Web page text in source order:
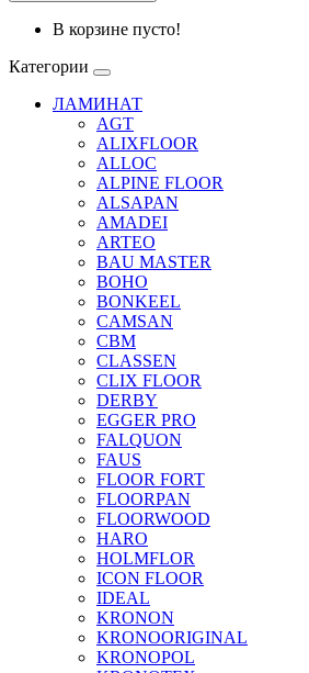
В корзине пусто!
Категории
ЛАМИНАТ
AGT
ALIXFLOOR
ALLOC
ALPINE FLOOR
ALSAPAN
AMADEI
ARTEO
BAU MASTER
BOHO
BONKEEL
CAMSAN
CBM
CLASSEN
CLIX FLOOR
DERBY
EGGER PRO
FALQUON
FAUS
FLOOR FORT
FLOORPAN
FLOORWOOD
HARO
HOLMFLOR
ICON FLOOR
IDEAL
KRONON
KRONOORIGINAL
KRONOPOL